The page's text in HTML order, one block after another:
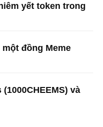
yết token trong
đồng Meme
và